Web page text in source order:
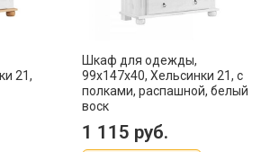
21,
Шкаф для одежды,
99x147x40, Хельсинки 21, с
полками, распашной, белый
воск
1 115 руб.